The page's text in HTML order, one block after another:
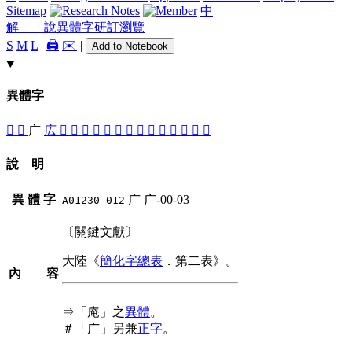
Sitemap
中
解 說異體字研訂瀏覽
S M L | 🖨️ ✉️ | Add to Notebook
異體字
󱱧 󱱟 广 広 󱱪 󱱩 󱱨 󱱞 󱱣 󱱤 󱱬 󱱡 󱱢 󱱦 󱱠 󱱫 󱱥 󱱭
說 明
異 體 字 A01230-012 广 广-00-03
內 容
〔關鍵文獻〕
大陸《簡化字總表 ．第二表》。
⇒「庵」之異體。
＃「广」另兼正字。